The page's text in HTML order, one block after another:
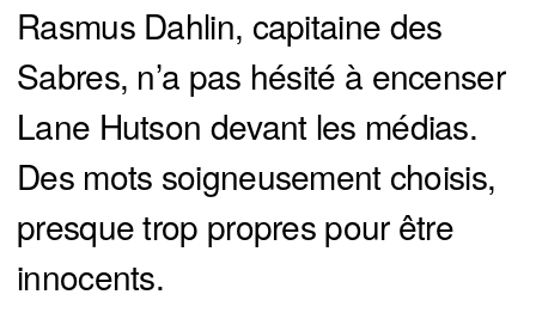
Rasmus Dahlin, capitaine des
Sabres, n’a pas hésité à encenser
Lane Hutson devant les médias.
Des mots soigneusement choisis,
presque trop propres pour être
innocents.